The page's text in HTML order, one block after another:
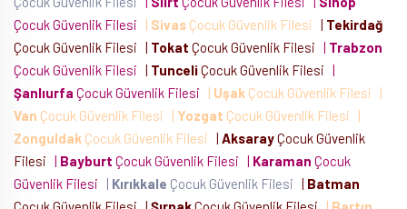
Çocuk Güvenlik Filesi
| Sivas Çocuk Güvenlik Filesi | Tekirdağ
Çocuk Güvenlik Filesi | Tokat Çocuk Güvenlik Filesi | Trabzon
Çocuk Güvenlik Filesi | TunceliÇocuk Güvenlik Filesi |
Şanlıurfa Çocuk Güvenlik Filesi | Uşak Çocuk Güvenlik Filesi
|
Van Çocuk Güvenlik Filesi | Yozgat Çocuk Güvenlik Filesi
|
Zonguldak Çocuk Güvenlik Filesi | AksarayÇocuk Güvenlik
Filesi | Bayburt Çocuk Güvenlik Filesi | Karaman Çocuk
Güvenlik Filesi
| Kırıkkale Çocuk Güvenlik Filesi | Batman